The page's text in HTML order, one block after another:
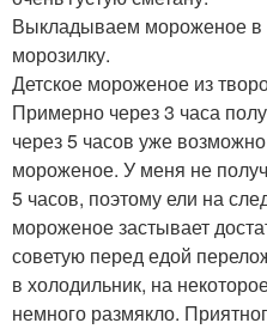
Выкладываем мороженое в
морозилку.
Детское мороженое из
Примерно через 3 часа
через 5 часов уже
мороженое. У меня не
5 часов, поэтому ели на
мороженое застывает
советую перед едой
в холодильник, на
немного размякло.